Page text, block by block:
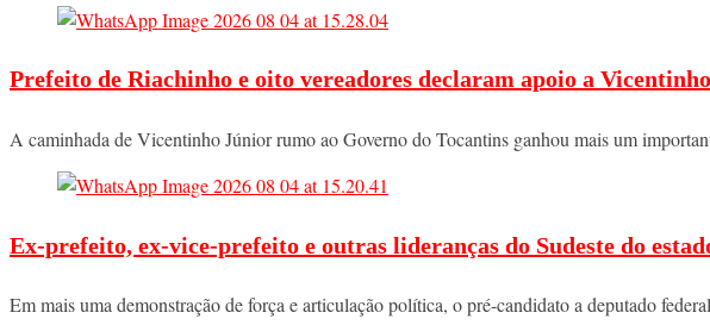
Prefeito de Riachinho e oito vereadores declaram apoio a Vicentinho
A caminhada de Vicentinho Júnior rumo ao Governo do Tocantins ganhou mais um
Ex-prefeito, ex-vice-prefeito e outras lideranças do Sudeste do
Em mais uma demonstração de força e articulação política, o pré-candidato a deputado